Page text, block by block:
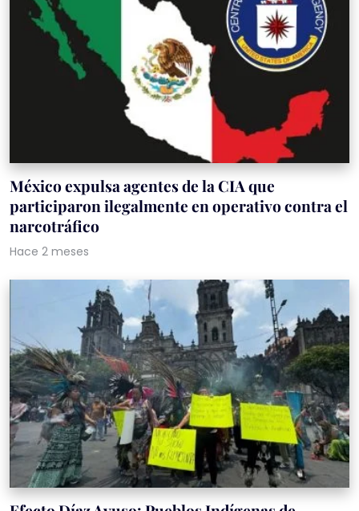
México expulsa agentes de la CIA que
participaron ilegalmente en operativo contra el
narcotráfico
Hace 2 meses